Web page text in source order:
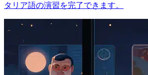
タリア語の演習を完了できます。